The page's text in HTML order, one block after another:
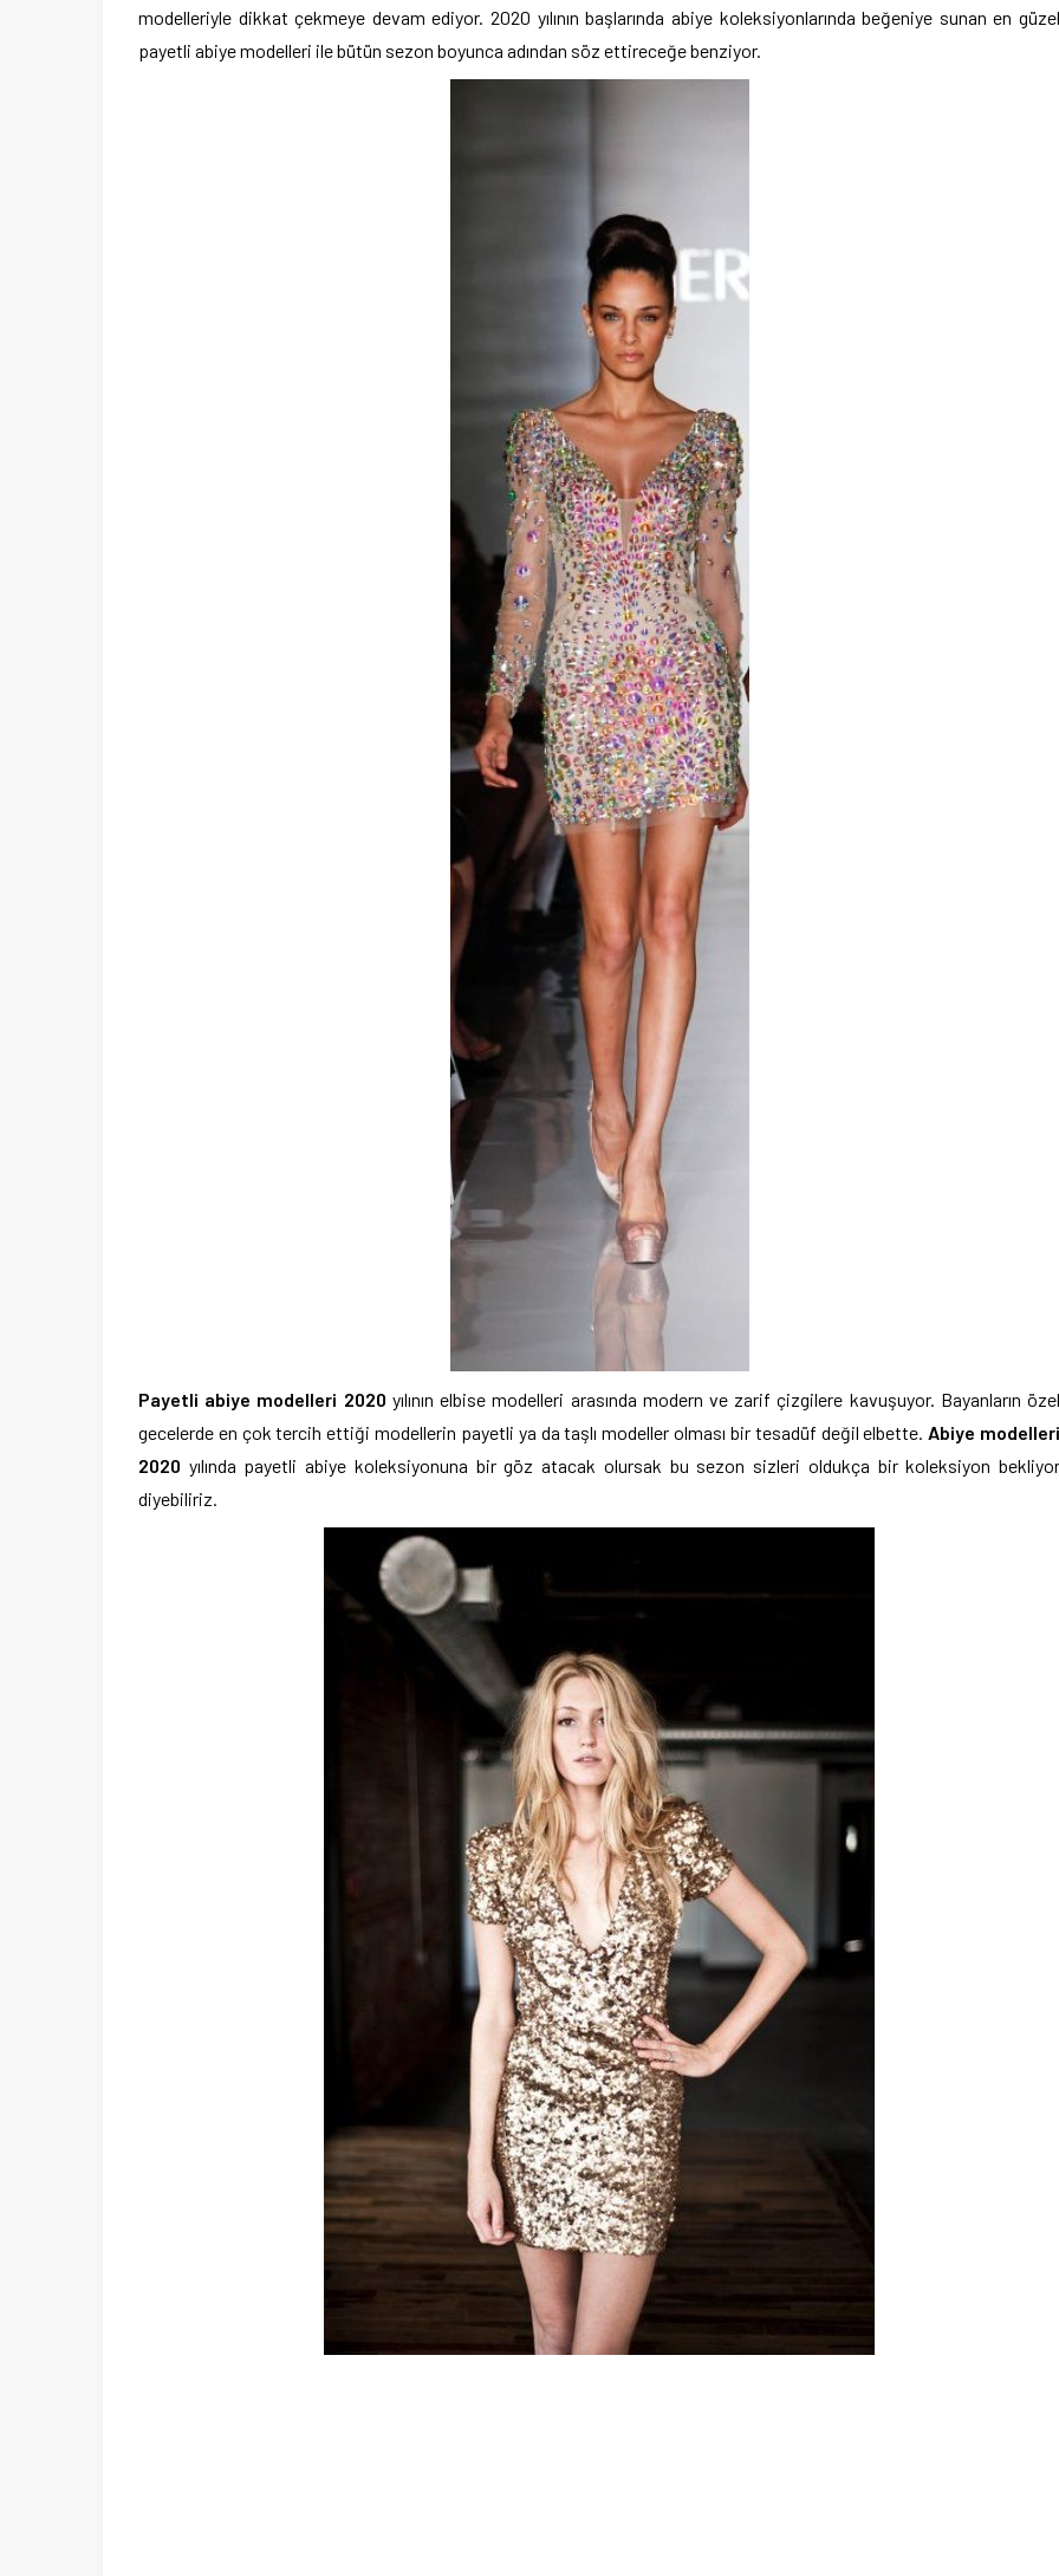
modelleriyle dikkat çekmeye devam ediyor. 2020 yılının başlarında abiye koleksiyonlarında beğeniye sunan en güzel
payetli abiye modelleri ile bütün sezon boyunca adından söz ettireceğe benziyor.
Payetli abiye modelleri 2020 yılının elbise modelleri arasında modern ve zarif çizgilere kavuşuyor. Bayanların özel
gecelerde en çok tercih ettiği modellerin payetli ya da taşlı modeller olması bir tesadüf değil elbette. Abiye modelleri
2020 yılında payetli abiye koleksiyonuna bir göz atacak olursak bu sezon sizleri oldukça bir koleksiyon bekliyor
diyebiliriz.